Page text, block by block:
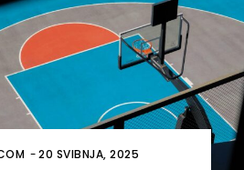
-20 SVIBNJA, 2025